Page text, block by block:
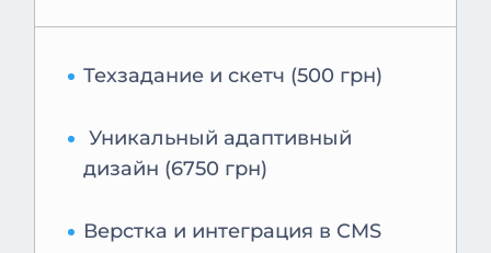
Техзадание и скетч (500 грн)
Уникальный адаптивный
дизайн (6750 грн)
Верстка и интеграция в CMS